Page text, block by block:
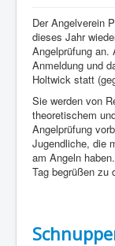
Vorstand
Impressum
Login
Der Angelverein
dieses Jahr
Angelprüfung an.
Anmeldung und
Holtwick statt
Sie werden von
theoretischem
Angelprüfung
Jugendliche, die
am Angeln
Tag begrüßen zu